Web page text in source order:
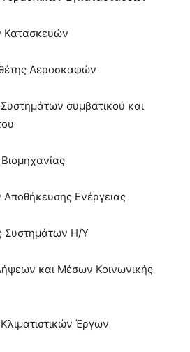
Κατασκευών
Αεροσκαφών
συμβατικού και
Ενέργειας
Συστημάτων Η/Υ
και Μέσων Κοινωνικής
Έργων